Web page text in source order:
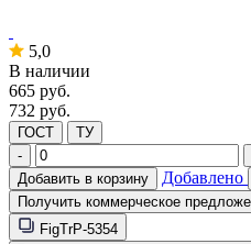
5,0
В наличии
665 руб.
732 руб.
ГОСТ
ТУ
-
Добавить в корзину
Добавлено
Получить коммерческое
FigTrP-5354